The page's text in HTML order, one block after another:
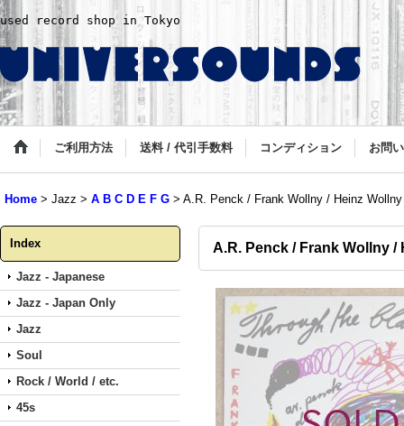
used record shop in Tokyo
ご利用方法 送料 / 代引手数料 コンディション お問
Home > Jazz > A B C D E F G > A.R. Penck / Frank Wollny / Heinz
Index
Jazz - Japanese
Jazz - Japan Only
Jazz
Soul
Rock / World / etc.
45s
A.R. Penck / Frank Wollny